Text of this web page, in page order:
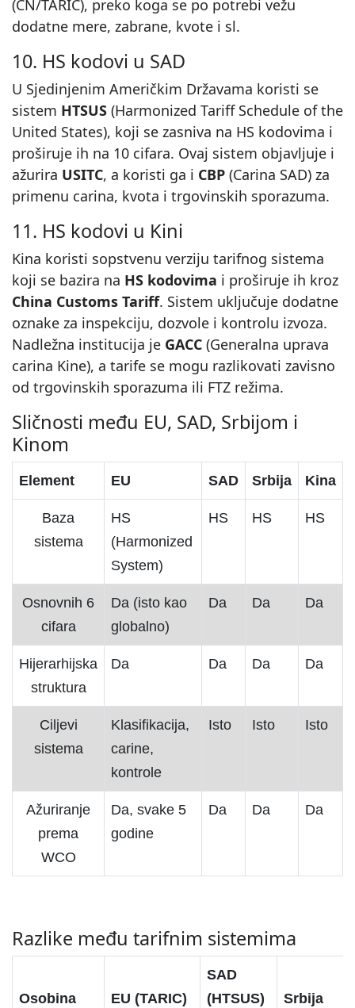
(CN/TARIC), preko koga se po potrebi vežu
dodatne mere, zabrane, kvote i sl.
10. HS kodovi u SAD
U Sjedinjenim Američkim Državama koristi se
sistem HTSUS (Harmonized Tariff Schedule of the
United States), koji se zasniva na HS kodovima i
proširuje ih na 10 cifara. Ovaj sistem objavljuje i
ažurira USITC, a koristi ga i CBP (Carina SAD) za
primenu carina, kvota i trgovinskih sporazuma.
11. HS kodovi u Kini
Kina koristi sopstvenu verziju tarifnog sistema
koji se bazira na HS kodovima i proširuje ih kroz
China Customs Tariff. Sistem uključuje dodatne
oznake za inspekciju, dozvole i kontrolu izvoza.
Nadležna institucija je GACC (Generalna uprava
carina Kine), a tarife se mogu razlikovati zavisno
od trgovinskih sporazuma ili FTZ režima.
Sličnosti među EU, SAD, Srbijom i
Kinom
Element EU SAD Srbija Kina
Baza
sistema
HS
(Harmonized
System)
HS HS HS
Osnovnih 6
cifara
Da (isto kao
globalno)
Da Da Da
Hijerarhijska
struktura
Da Da Da Da
Ciljevi
sistema
Klasifikacija,
carine,
kontrole
Isto Isto Isto
Ažuriranje
prema
WCO
Da, svake 5
godine
Da Da Da
Razlike među tarifnim sistemima
Osobina EU (TARIC)
SAD
(HTSUS)
Srbija